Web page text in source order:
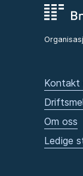
Kontakt
Om oss
Ledige